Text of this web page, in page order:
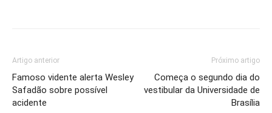
Artigo anterior
Famoso vidente alerta Wesley
Safadão sobre possível
acidente
Próximo artigo
Começa o segundo dia do
vestibular da Universidade de
Brasília